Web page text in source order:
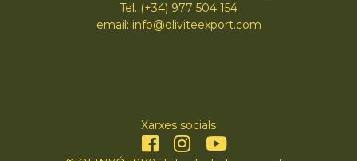
Tel. (+34) 977 504 154
email: info@oliviteexport.com
Xarxes socials